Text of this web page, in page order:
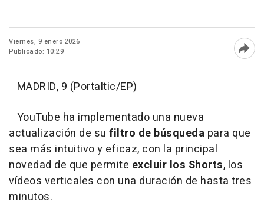
Viernes, 9 enero 2026
Publicado: 10:29
MADRID, 9 (Portaltic/EP)
YouTube ha implementado una nueva
actualización de su filtro de búsqueda para que
sea más intuitivo y eficaz, con la principal
novedad de que permite excluir los Shorts, los
vídeos verticales con una duración de hasta tres
minutos.